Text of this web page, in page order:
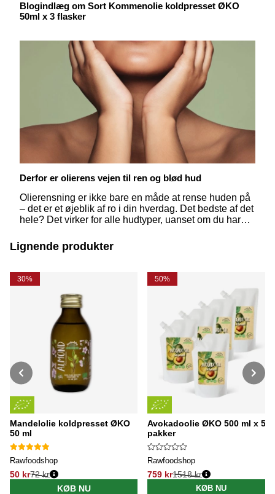
Blogindlæg om Sort Kommenolie koldpresset ØKO
50ml x 3 flasker
Derfor er olierens vejen til ren og blød hud
Olierensning er ikke bare en måde at rense huden på
– det er et øjeblik af ro i din hverdag. Det bedste af det
hele? Det virker for alle hudtyper, uanset om du har
nænsomt opløse dagens snavs, makeup og
urenheder, mens du plejer din hud på en kærlig måde.
Lignende produkter
30%
Mandelolie koldpresset ØKO
50 ml
Rawfoodshop
50 kr
Normalpris:
72 kr
KØB NU
50%
Avokadoolie ØKO 500 ml x 5
pakker
Rawfoodshop
759 kr
Normalpris:
1518 kr
KØB NU